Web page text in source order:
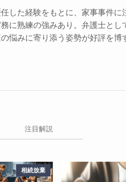
した経験をもとに、家事事件に
に熟練の強みあり。弁護士とし
悩みに寄り添う姿勢が好評を博
注目解説
相続放棄